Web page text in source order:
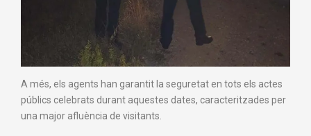
A més, els agents han garantit la seguretat en tots els actes
públics celebrats durant aquestes dates, caracteritzades per
una major afluència de visitants.